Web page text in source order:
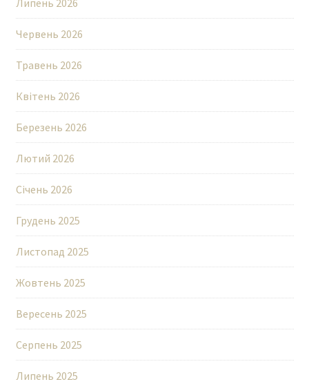
Липень 2026
Червень 2026
Травень 2026
Квітень 2026
Березень 2026
Лютий 2026
Січень 2026
Грудень 2025
Листопад 2025
Жовтень 2025
Вересень 2025
Серпень 2025
Липень 2025